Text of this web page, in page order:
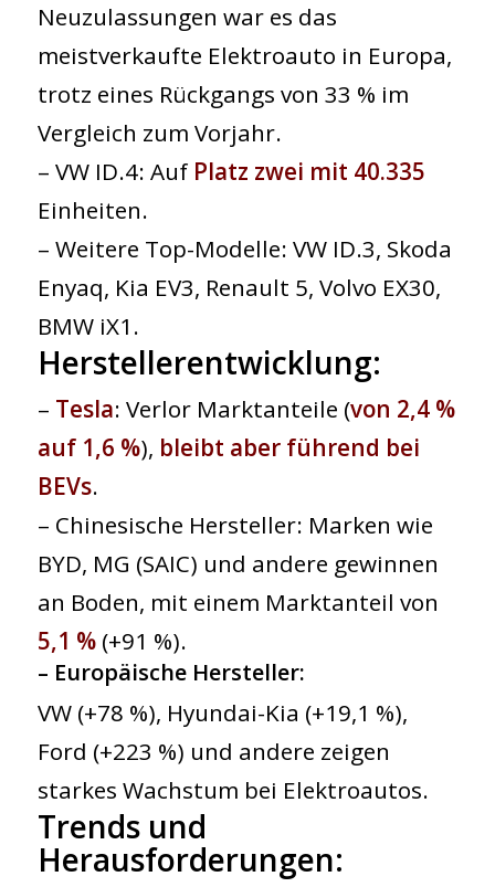
Neuzulassungen war es das
meistverkaufte Elektroauto in Europa,
trotz eines Rückgangs von 33 % im
Vergleich zum Vorjahr.
– VW ID.4: Auf Platz zwei mit ​​40.335
Einheiten.
– Weitere Top-Modelle: VW ID.3, Skoda
Enyaq, Kia EV3, Renault 5, Volvo EX30,
BMW iX1.
Herstellerentwicklung:
– Tesla: Verlor Marktanteile (von 2,4 %
auf 1,6 %), bleibt aber führend bei
BEVs.
– Chinesische Hersteller: Marken wie
BYD, MG (SAIC) und andere gewinnen
an Boden, mit einem Marktanteil von
5,1 %(+91 %).
– Europäische Hersteller:
VW (+78 %), Hyundai-Kia (+19,1 %),
Ford (+223 %) und andere zeigen
starkes Wachstum bei Elektroautos.
Trends und
Herausforderungen: